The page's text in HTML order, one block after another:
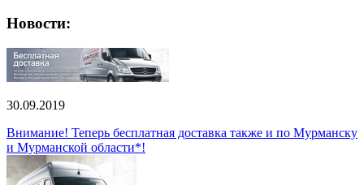
Новости:
30.09.2019
Внимание! Теперь бесплатная доставка также и по Мурманску
и Мурманской области*!